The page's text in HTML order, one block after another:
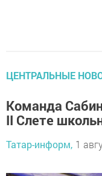
ЦЕНТРАЛЬНЫЕ
Команда
II Слете
Татар-информ, 1